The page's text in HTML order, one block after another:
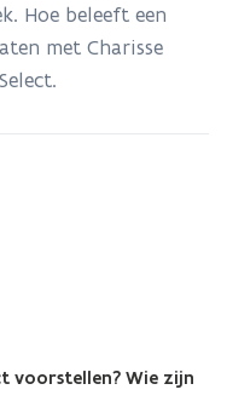
Hoe beleeft een
met Charisse
voorstellen? Wie zijn